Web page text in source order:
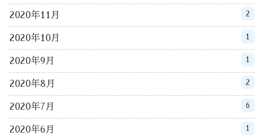
2020年11月 2
2020年10月 1
2020年9月 1
2020年8月 2
2020年7月 6
2020年6月 1